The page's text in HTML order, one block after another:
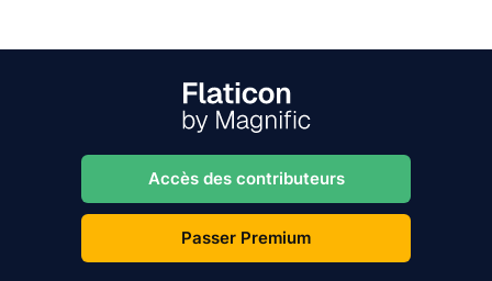
Accès des contributeurs
Passer Premium